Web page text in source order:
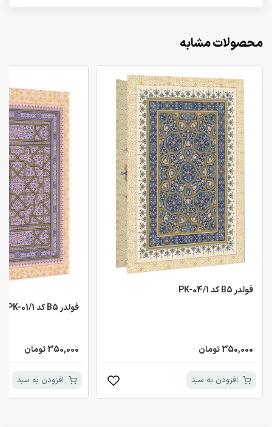
محصولات مشابه
فولدر B5 کد PK-04/1
350,000 تومان
افزودن به سبد
فولدر B5 کد PK-01/1
350,000 تومان
افزودن به سبد